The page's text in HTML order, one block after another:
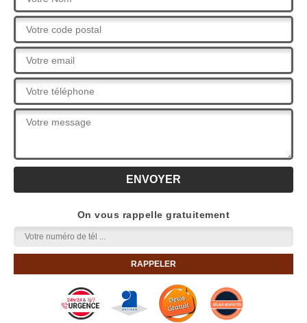
On vous rappelle gratuitement